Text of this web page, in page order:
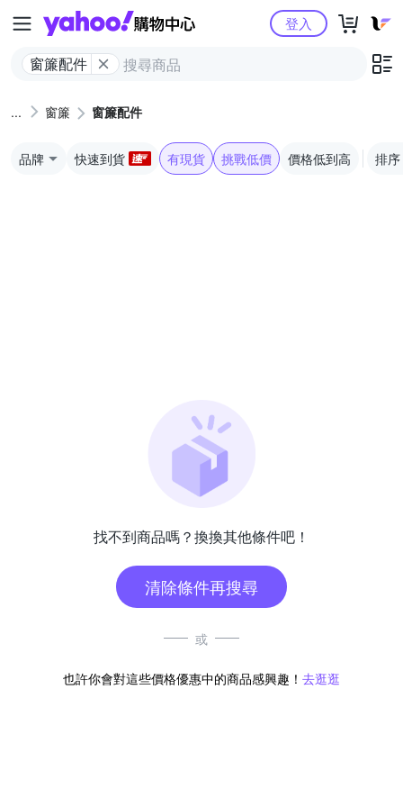
Yahoo購物中心
窗簾配件
登入
窗簾 窗簾配件
品牌 快速到貨 有現貨 挑戰低價 價格低到高 排序
找不到商品嗎？換換其他條件吧！
清除條件再搜尋
或
也許你會對這些價格優惠中的商品感興趣！ 去逛逛